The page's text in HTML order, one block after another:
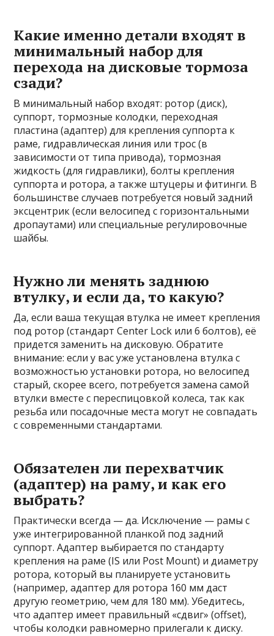
Какие именно детали входят в
минимальный набор для
перехода на дисковые тормоза
сзади?
В минимальный набор входят: ротор (диск),
суппорт, тормозные колодки, переходная
пластина (адаптер) для крепления суппорта к
раме, гидравлическая линия или трос (в
зависимости от типа привода), тормозная
жидкость (для гидравлики), болты крепления
суппорта и ротора, а также штуцеры и фитинги. В
большинстве случаев потребуется новый задний
эксцентрик (если велосипед с горизонтальными
дропаутами) или специальные регулировочные
шайбы.
Нужно ли менять заднюю
втулку, и если да, то какую?
Да, если ваша текущая втулка не имеет крепления
под ротор (стандарт Center Lock или 6 болтов), её
придется заменить на дисковую. Обратите
внимание: если у вас уже установлена втулка с
возможностью установки ротора, но велосипед
старый, скорее всего, потребуется замена самой
втулки вместе с переспицовкой колеса, так как
резьба или посадочные места могут не совпадать
с современными стандартами.
Обязателен ли перехватчик
(адаптер) на раму, и как его
выбрать?
Практически всегда — да. Исключение — рамы с
уже интегрированной планкой под задний
суппорт. Адаптер выбирается по стандарту
крепления на раме (IS или Post Mount) и диаметру
ротора, который вы планируете установить
(например, адаптер для ротора 160 мм даст
другую геометрию, чем для 180 мм). Убедитесь,
что адаптер имеет правильный «сдвиг» (offset),
чтобы колодки равномерно прилегали к диску.